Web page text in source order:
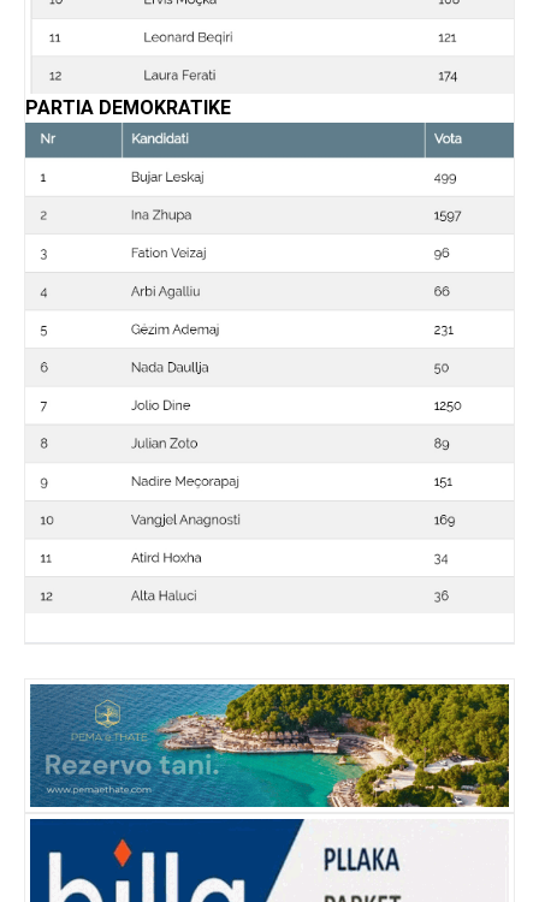
PARTIA DEMOKRATIKE